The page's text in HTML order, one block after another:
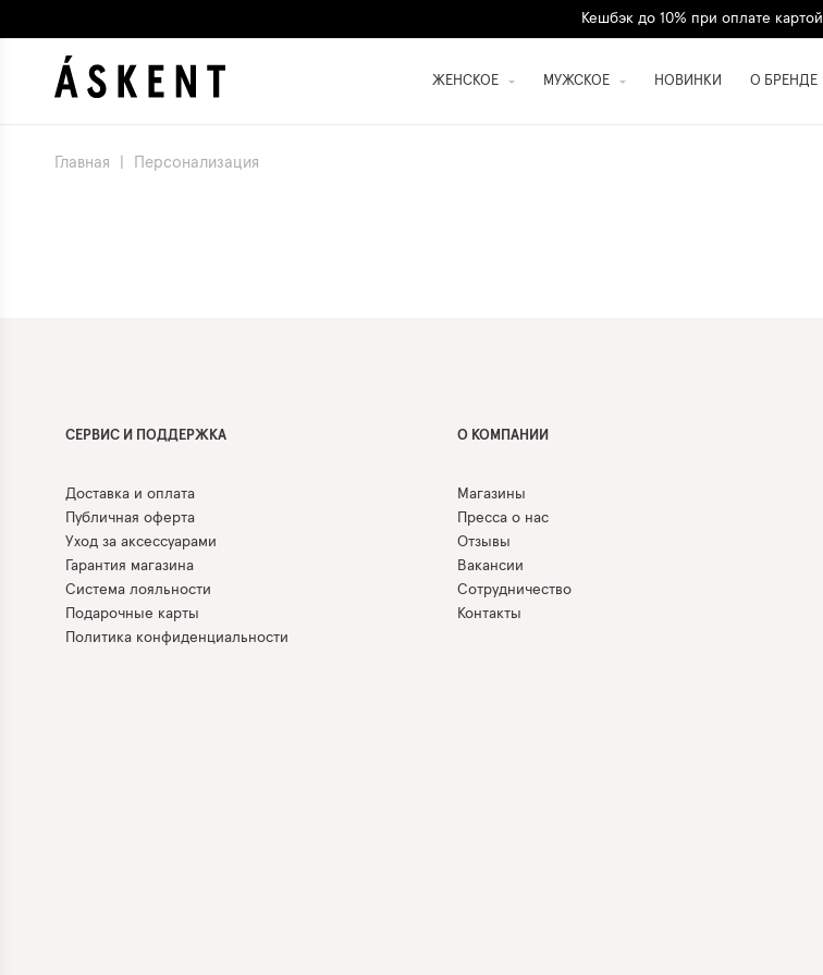
Кешбэк до 10% при оплате картой
ЖЕНСКОЕ МУЖСКОЕ НОВИНКИ О БРЕНДЕ
Главная Персонализация
СЕРВИС И ПОДДЕРЖКА
Доставка и оплата
Публичная оферта
Уход за аксессуарами
Гарантия магазина
Система лояльности
Подарочные карты
Политика конфиденциальности
О КОМПАНИИ
Магазины
Пресса о нас
Отзывы
Вакансии
Сотрудничество
Контакты